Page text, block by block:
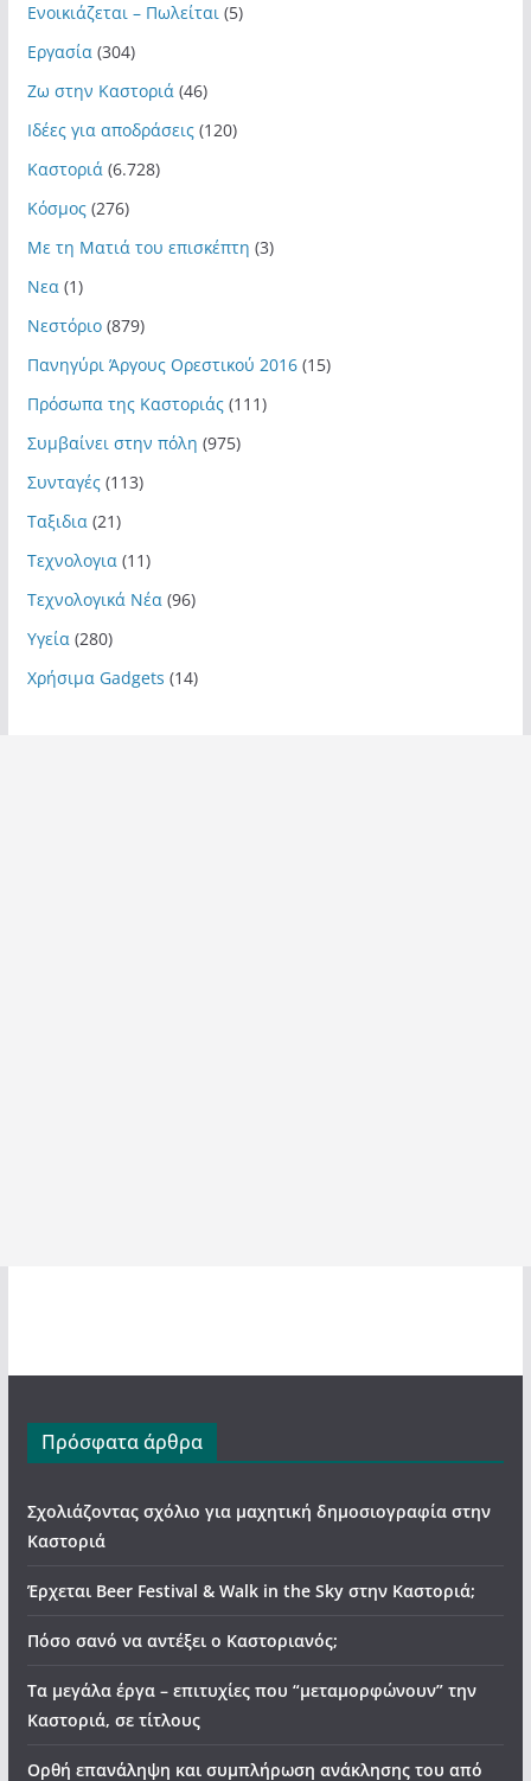
Ενοικιάζεται – Πωλείται(5)
Εργασία(304)
Ζω στην Καστοριά(46)
Ιδέες για αποδράσεις(120)
Καστοριά(6.728)
Κόσμος(276)
Με τη Ματιά του επισκέπτη (3)
Νεα(1)
Νεστόριο(879)
Πανηγύρι Άργους Ορεστικού 2016(15)
Πρόσωπα της Καστοριάς(111)
Συμβαίνει στην πόλη (975)
Συνταγές(113)
Ταξιδια(21)
Τεχνολογια(11)
Τεχνολογικά Νέα(96)
Υγεία(280)
Χρήσιμα Gadgets (14)
Πρόσφατα άρθρα
Σχολιάζοντας σχόλιο για μαχητική δημοσιογραφία στην
Καστοριά
Έρχεται Beer Festival & Walk in the Sky στην Καστοριά;
Πόσο σανό να αντέξει ο Καστοριανός;
Τα μεγάλα έργα – επιτυχίες που “μεταμορφώνουν” την
Καστοριά, σε τίτλους
Ορθή επανάληψη και συμπλήρωση ανάκλησης του από